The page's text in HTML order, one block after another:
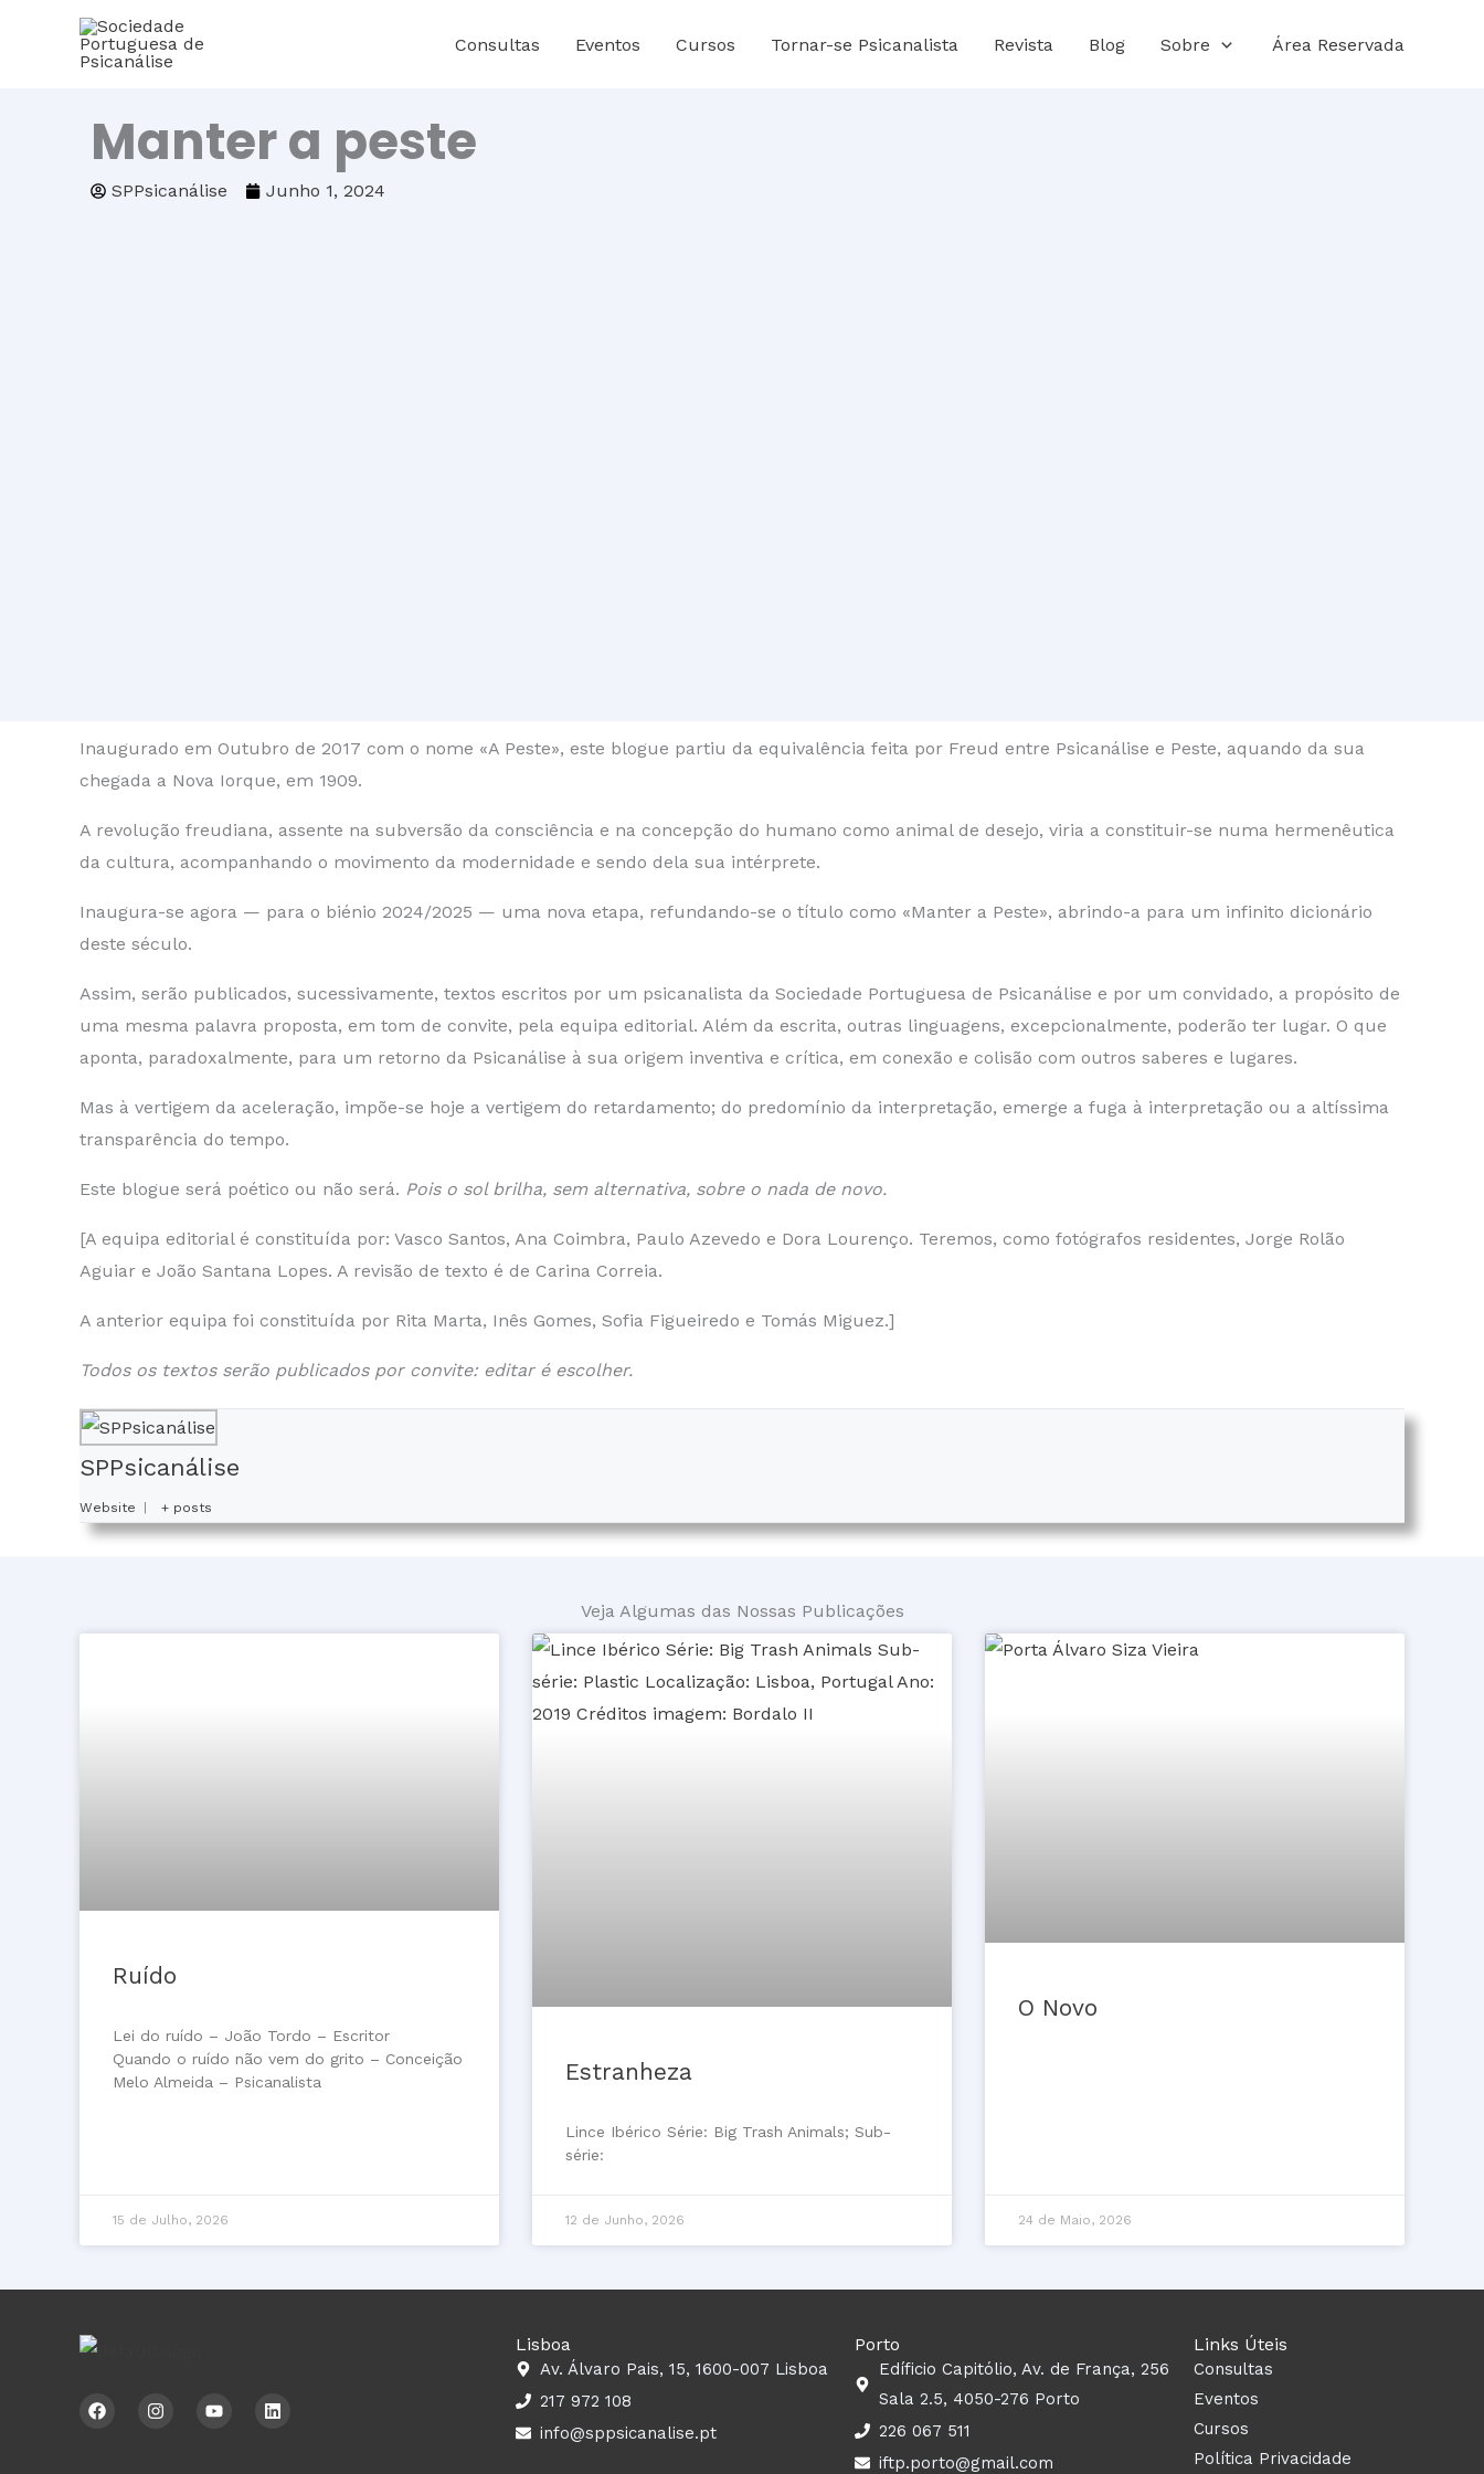
Consultas Eventos Cursos Tornar-se Psicanalista Revista Blog Sobre Área Reservada
Manter a peste
SPPsicanálise Junho 1, 2024
Inaugurado em Outubro de 2017 com o nome «A Peste», este blogue partiu da equivalência feita por Freud entre Psicanálise e Peste, aquando da sua
chegada a Nova Iorque, em 1909.
A revolução freudiana, assente na subversão da consciência e na concepção do humano como animal de desejo, viria a constituir-se numa hermenêutica
da cultura, acompanhando o movimento da modernidade e sendo dela sua intérprete.
Inaugura-se agora — para o biénio 2024/2025 — uma nova etapa, refundando-se o título como «Manter a Peste», abrindo-a para um infinito dicionário
deste século.
Assim, serão publicados, sucessivamente, textos escritos por um psicanalista da Sociedade Portuguesa de Psicanálise e por um convidado, a propósito de
uma mesma palavra proposta, em tom de convite, pela equipa editorial. Além da escrita, outras linguagens, excepcionalmente, poderão ter lugar. O que
aponta, paradoxalmente, para um retorno da Psicanálise à sua origem inventiva e crítica, em conexão e colisão com outros saberes e lugares.
Mas à vertigem da aceleração, impõe-se hoje a vertigem do retardamento; do predomínio da interpretação, emerge a fuga à interpretação ou a altíssima
transparência do tempo.
Este blogue será poético ou não será. Pois o sol brilha, sem alternativa, sobre o nada de novo.
[A equipa editorial é constituída por: Vasco Santos, Ana Coimbra, Paulo Azevedo e Dora Lourenço. Teremos, como fotógrafos residentes, Jorge Rolão
Aguiar e João Santana Lopes. A revisão de texto é de Carina Correia.
A anterior equipa foi constituída por Rita Marta, Inês Gomes, Sofia Figueiredo e Tomás Miguez.]
Todos os textos serão publicados por convite: editar é escolher.
SPPsicanálise
Website + posts
Veja Algumas das Nossas Publicações
Ruído
Lei do ruído – João Tordo – Escritor
Quando o ruído não vem do grito – Conceição
Melo Almeida – Psicanalista
15 de Julho, 2026
Estranheza
Lince Ibérico Série: Big Trash Animals; Sub-
série:
12 de Junho, 2026
O Novo
24 de Maio, 2026
F
a
I
n
Y
o
L
i
Lisboa
Av. Álvaro Pais, 15, 1600-007 Lisboa
217 972 108
info@sppsicanalise.pt
Porto
Edíficio Capitólio, Av. de França, 256
Sala 2.5, 4050-276 Porto
226 067 511
iftp.porto@gmail.com
Links Úteis
Consultas
Eventos
Cursos
Política Privacidade